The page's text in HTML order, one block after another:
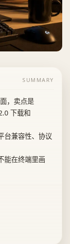
SUMMARY
，卖点是
下载和
台兼容性、协议
能在终端里画